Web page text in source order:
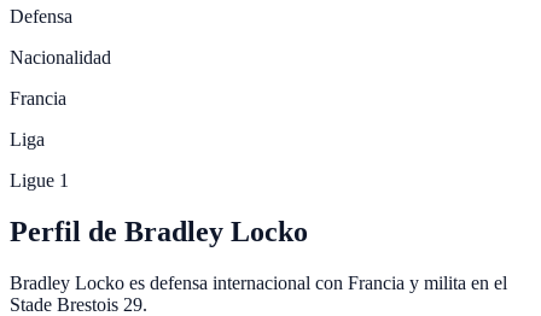
Defensa
Nacionalidad
Francia
Liga
Ligue 1
Perfil de Bradley Locko
Bradley Locko es defensa internacional con Francia y milita en el
Stade Brestois 29.